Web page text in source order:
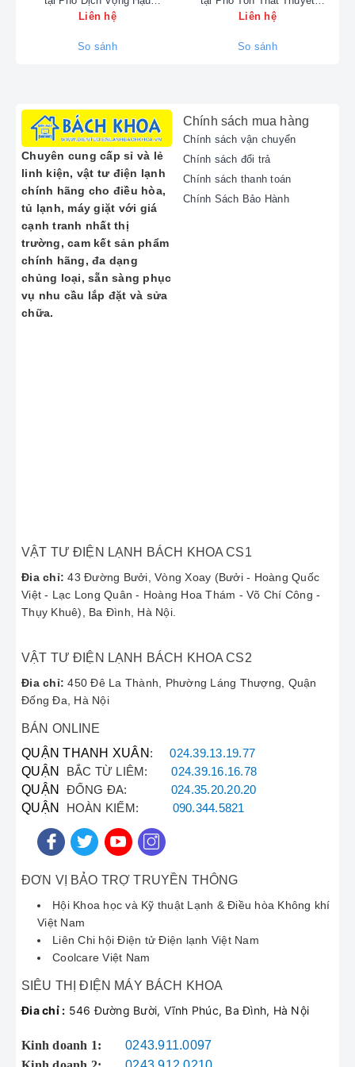
nước nóng gián tiếp (như Ariston AN2 R-FE)
đến máy nước nóng trực tiếp (như Ariston
VITALY).
bụi 090.222.3456 khi bình nóng lạnh Ariston
của bạn gặp các vấn đề sau:
Bình nóng lạnh không vào điện, đèn
không sáng hoặc bìnhmáy hút bụi
không chạy(tương tự như máy hút bụi).
Bình nóng lạnh bị rò rỉ nước, rò điện.
Nước không nóng, làm nóng kém hoặc
quá lâu.
Bình nóng lạnh phát ra tiếng ồn lớn.
Lỗi hỏng Rơ-le nhiệt (Role cọc Ariston)
hoặc thanh đốt.
cho thiết bị của quý khách. Đặc biệt là linh kiện
quan trọng như:
Rơ-le cọc Ariston: Đảm bảo kiểm soát
nhiệt độ chính xác và an toàn. Thông số
kỹ thuật phổ biến: 220V - 16A, kích thước
Thanh đốt (mayso) và các bộ phận điện
⭐ Phản Hồi Từ Khách
Hàng Đã Sử Dụng Dịch
Vụ
Sự hài lòng của khách hàng là động lực để đội
Ariston) không ngừng nâng cao chất lượng
"Tôi rất hài lòng với dịch vụ. Kỹ thuật viên
đến nhanh sau khi tôi gọi qua
cho bình Ariston nhà tôi rất chuyên
nghiệp. Nước nóng lại nhanh như mới!"
— Anh Minh, Trần Cung
0902223456
Liên hệ
So sánh
0902223456
Liên hệ
So sánh
Chuyên cung cấp sỉ và lẻ
linh kiện, vật tư điện lạnh
chính hãng cho điều hòa,
tủ lạnh, máy giặt với giá
cạnh tranh nhất thị
trường, cam kết sản phẩm
chính hãng, đa dạng
chủng loại, sẵn sàng phục
vụ nhu cầu lắp đặt và sửa
chữa.
Chính sách mua hàng
Chính sách vận chuyển
Chính sách đổi trả
Chính sách thanh toán
Chính Sách Bảo Hành
VẬT TƯ ĐIỆN LẠNH BÁCH KHOA CS1
Đia chỉ: 43 Đường Bưởi, Vòng Xoay (Bưởi - Hoàng Quốc
Việt - Lạc Long Quân - Hoàng Hoa Thám - Võ Chí Công -
Thụy Khuê), Ba Đình, Hà Nội.
VẬT TƯ ĐIỆN LẠNH BÁCH KHOA CS2
Đia chỉ: 450 Đê La Thành, Phường Láng Thượng, Quận
Đống Đa, Hà Nội
BÁN ONLINE
QUẬN THANH XUÂN :024.39.13.19.77
QUẬN BẮC TỪ LIÊM:024.39.16.16.78
QUẬN ĐỐNG ĐA: 024.35.20.20.20
QUẬN HOÀN KIẾM: 090.344.5821
ĐƠN VỊ BẢO TRỢ TRUYỀN THÔNG
Hội Khoa học và Kỹ thuật Lạnh & Điều hòa Không khí
Việt Nam
Liên Chi hội Điện tử Điện lạnh Việt Nam
Coolcare Việt Nam
SIÊU THỊ ĐIỆN MÁY BÁCH KHOA
Đia chỉ : 546 Đường Bười, Vĩnh Phúc, Ba Đình, Hà Nội
Kinh doanh 1:
0243.911.0097